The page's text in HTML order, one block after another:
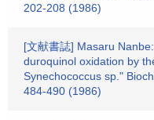
202-208 (1986)
[文献書誌] Masaru
duroquinol oxidation by
Synechococcus sp."
484-490 (1986)